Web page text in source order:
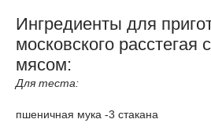
Ингредиенты для
московского расстегая
мясом:
Для теста:
пшеничная мука -3 стакана